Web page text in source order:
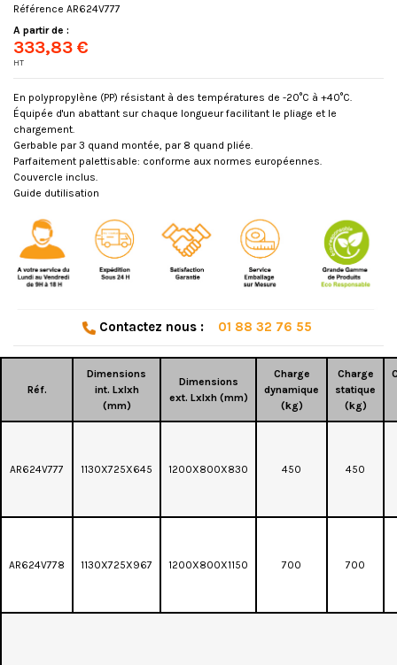
Référence AR624V777
A partir de :
333,83 €
HT
En polypropylène (PP) résistant à des températures de -20°C à +40°C.
Équipée d'un abattant sur chaque longueur facilitant le pliage et le
chargement.
Gerbable par 3 quand montée, par 8 quand pliée.
Parfaitement palettisable: conforme aux normes européennes.
Couvercle inclus.
Guide dutilisation
Contactez nous : 01 88 32 76 55
Réf.
Dimensions
int. Lxlxh
(mm)
Dimensions
ext. Lxlxh (mm)
Charge
dynamique
(kg)
Charge
statique
(kg)
AR624V777 1130X725X645 1200X800X830 450 450
AR624V778 1130X725X967 1200X800X1150 700 700